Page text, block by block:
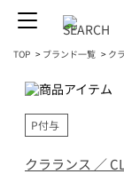
TOP > ブランド一覧 > ク
P付与
クラランス ／